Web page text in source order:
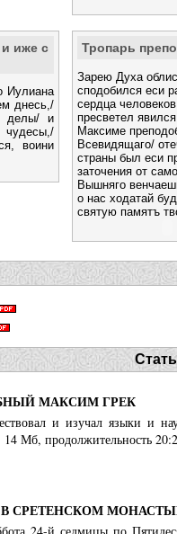
и иже с
Иулиана
днесь,/
делы/ и
чудесы,/
воини
Тропарь
Зарею Духа
сподобился еси
сердца
пресветел
Максиме
Всевидящаго/
страны был еси
заточения от
Вышняго
о нас ходатай
святую памятъ
МАКСИМ ГРЕК
и изучал языки и
Мб, продолжительность
СРЕТЕНСКОМ